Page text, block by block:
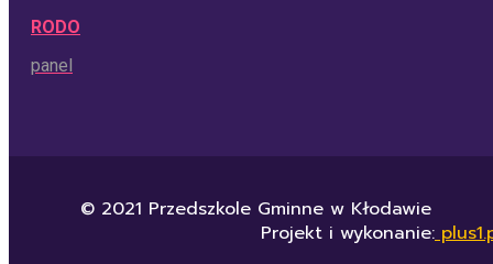
RODO
panel
© 2021 Przedszkole Gminne w Kłodawie
Projekt i wykonanie: